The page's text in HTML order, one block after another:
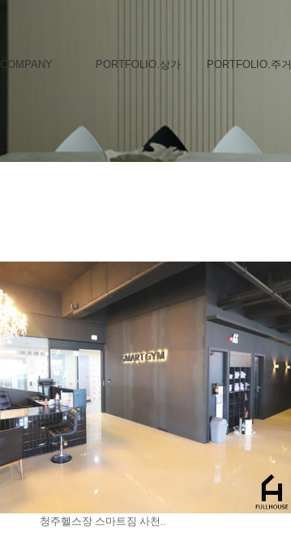
COMPANY PORTFOLIO.상가 PORTFOLIO.주거
청주헬스장 스마트짐 사천..